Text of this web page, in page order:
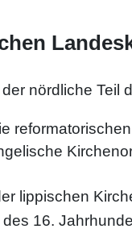
nördliche
lippischen
16.